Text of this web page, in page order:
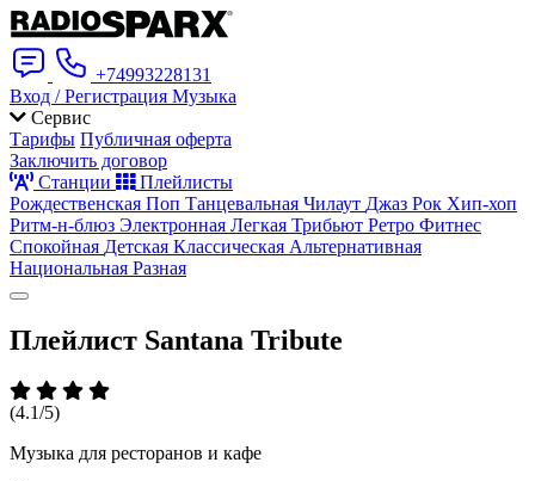
+74993228131
Вход / Регистрация Музыка
Сервис
Тарифы Публичная оферта
Заключить договор
Станции
Плейлисты
Рождественская Поп Танцевальная Чилаут Джаз Рок Хип-хоп
Ритм-н-блюз Электронная Легкая Трибьют Ретро Фитнес
Спокойная Детская Классическая Альтернативная
Национальная Разная
Плейлист Santana Tribute
(4.1/5)
Музыка для ресторанов и кафе